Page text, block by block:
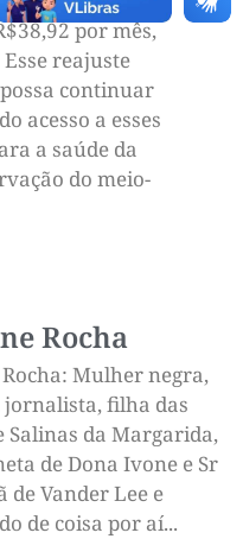
por mês,
reajuste
continuar
acesso a esses
a saúde da
do meio-
Rocha
Mulher negra,
jornalista, filha das
Salinas da Margarida,
de Dona Ivone e Sr
de Vander Lee e
de coisa por aí...